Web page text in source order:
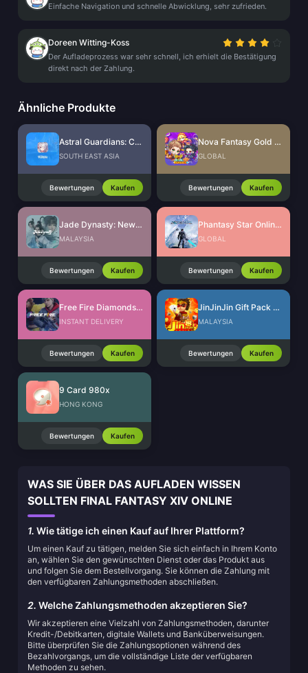
Einfache Navigation und schnelle Abwicklung, sehr zufrieden.
Doreen Witting-Koss
Der Aufladeprozess war sehr schnell, ich erhielt die Bestätigung
direkt nach der Zahlung.
Ähnliche Produkte
Astral Guardians: Cyber Fantasy
SOUTH EAST ASIA
Bewertungen Kaufen
Nova Fantasy Gold Ingots
GLOBAL
Bewertungen Kaufen
Jade Dynasty: New Fantasy Ingots
MALAYSIA
Bewertungen Kaufen
Phantasy Star Online 2 New Genesis AC Exchange Ticket
GLOBAL
Bewertungen Kaufen
Free Fire Diamonds EU + TR
INSTANT DELIVERY
Bewertungen Kaufen
JinJinJin Gift Pack Redeem Code
MALAYSIA
Bewertungen Kaufen
9 Card 980x
HONG KONG
Bewertungen Kaufen
WAS SIE ÜBER DAS AUFLADEN WISSEN
SOLLTEN FINAL FANTASY XIV ONLINE
1. Wie tätige ich einen Kauf auf Ihrer Plattform?
Um einen Kauf zu tätigen, melden Sie sich einfach in Ihrem Konto
an, wählen Sie den gewünschten Dienst oder das Produkt aus
und folgen Sie dem Bestellvorgang. Sie können die Zahlung mit
den verfügbaren Zahlungsmethoden abschließen.
2. Welche Zahlungsmethoden akzeptieren Sie?
Wir akzeptieren eine Vielzahl von Zahlungsmethoden, darunter
Kredit-/Debitkarten, digitale Wallets und Banküberweisungen.
Bitte überprüfen Sie die Zahlungsoptionen während des
Bezahlvorgangs, um die vollständige Liste der verfügbaren
Methoden zu sehen.